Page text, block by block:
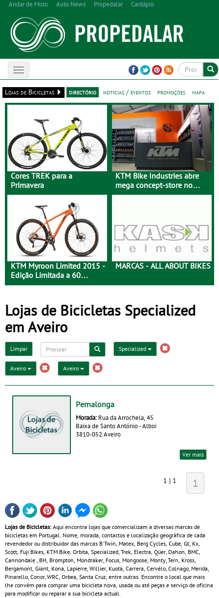
Andar de Moto Auto News Propedalar Cardápio
Toggle
navigation
Lojas de Bicicletas
directório notícias / eventos promoções mapa
Cores TREK para a
Primavera
KTM Bike Industries abre
mega concept-store no
Porto
KTM Myroon Limited 2015 -
Edição Limitada a 60
Unidades
MARCAS - ALL ABOUT BIKES
Lojas de Bicicletas Specialized
em Aveiro
Limpar Specialized
Aveiro Aveiro
Pernalonga
Morada: Rua da Arrochela, 45
Baixa de Santo António - Alboi
3810-052 Aveiro
Ver mais
1 | 1 1
Lojas de Bicicletas: Aqui encontra lojas que comercializam a diversas marcas de
bicicletas em Portugal. Nome, morada, contactos e localização geográfica de cada
revendedor ou distribuidor das marcas B'Twin, Matex, Berg Cycles, Cube, Gt, Kx,
Scott, Fuji Bikes, KTM Bike, Orbita, Specialized, Trek, Electra, Qüer, Dahon, BMC,
Cannondale , BH, Brompton, Mondraker, Focus, Mongoose, Monty, Tern, Kross,
Bergamont, Giant, Kona, Lapierre, Willier, Kuota, Carrera, Cervélo, Colnago, Merida,
Pinarello, Conor, WRC, Orbea, Santa Cruz, entre outras. Encontre o local que mais
lhe convém para comprar uma bicicleta nova, usada ou até peças e serviço de oficina
para modificar ou reparar a sua bicicleta actual.